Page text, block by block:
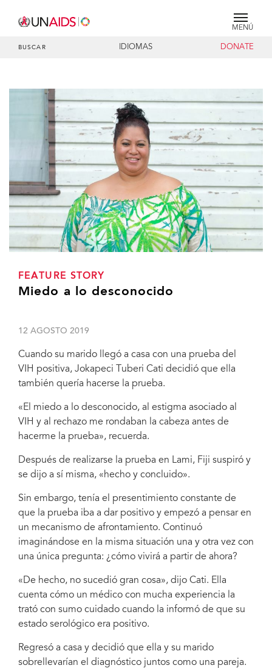
MENÚ
BUSCAR IDIOMAS DONATE
FEATURE STORY
Miedo a lo desconocido
12 AGOSTO 2019
Cuando su marido llegó a casa con una prueba del
VIH positiva, Jokapeci Tuberi Cati decidió que ella
también quería hacerse la prueba.
«El miedo a lo desconocido, al estigma asociado al
VIH y al rechazo me rondaban la cabeza antes de
hacerme la prueba», recuerda.
Después de realizarse la prueba en Lami, Fiji suspiró y
se dijo a sí misma, «hecho y concluido».
Sin embargo, tenía el presentimiento constante de
que la prueba iba a dar positivo y empezó a pensar en
un mecanismo de afrontamiento. Continuó
imaginándose en la misma situación una y otra vez con
una única pregunta: ¿cómo vivirá a partir de ahora?
«De hecho, no sucedió gran cosa», dijo Cati. Ella
cuenta cómo un médico con mucha experiencia la
trató con sumo cuidado cuando la informó de que su
estado serológico era positivo.
Regresó a casa y decidió que ella y su marido
sobrellevarían el diagnóstico juntos como una pareja.